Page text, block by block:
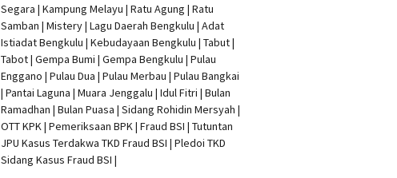
Segara | Kampung Melayu | Ratu Agung | Ratu
Samban | Mistery | Lagu Daerah Bengkulu | Adat
Istiadat Bengkulu | Kebudayaan Bengkulu | Tabut |
Tabot | Gempa Bumi | Gempa Bengkulu |Pulau
Enggano | Pulau Dua | Pulau Merbau | Pulau Bangkai
| Pantai Laguna | Muara Jenggalu | Idul Fitri | Bulan
Ramadhan | Bulan Puasa |Sidang Rohidin Mersyah |
OTT KPK | Pemeriksaan BPK | Fraud BSI |Tutuntan
JPU Kasus Terdakwa TKD Fraud BSI |Pledoi TKD
Sidang Kasus Fraud BSI |